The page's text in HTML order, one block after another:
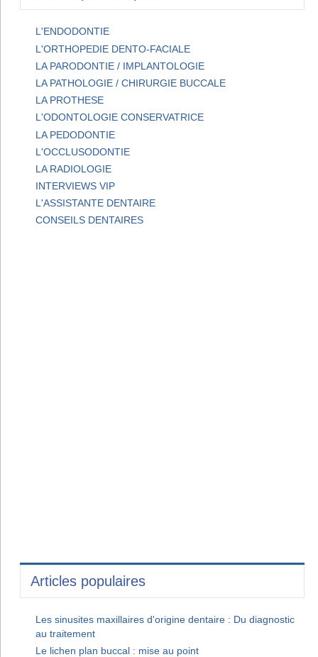
L'ENDODONTIE
L'ORTHOPEDIE DENTO-FACIALE
LA PARODONTIE / IMPLANTOLOGIE
LA PATHOLOGIE / CHIRURGIE BUCCALE
LA PROTHESE
L'ODONTOLOGIE CONSERVATRICE
LA PEDODONTIE
L'OCCLUSODONTIE
LA RADIOLOGIE
INTERVIEWS VIP
L'ASSISTANTE DENTAIRE
CONSEILS DENTAIRES
Articles populaires
Les sinusites maxillaires d'origine dentaire : Du diagnostic
au traitement
Le lichen plan buccal : mise au point